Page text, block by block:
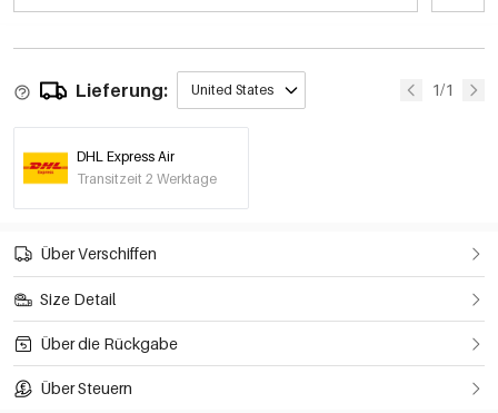
Lieferung: United States 1/1
DHL Express Air
Transitzeit 2 Werktage
Über Verschiffen
Size Detail
Über die Rückgabe
Über Steuern